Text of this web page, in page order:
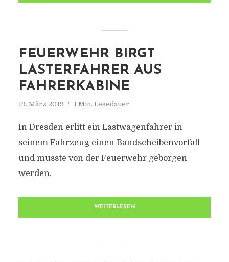
FEUERWEHR BIRGT
LASTERFAHRER AUS
FAHRERKABINE
19. März 2019 1 Min. Lesedauer
In Dresden erlitt ein Lastwagenfahrer in
seinem Fahrzeug einen Bandscheibenvorfall
und musste von der Feuerwehr geborgen
werden.
WEITERLESEN